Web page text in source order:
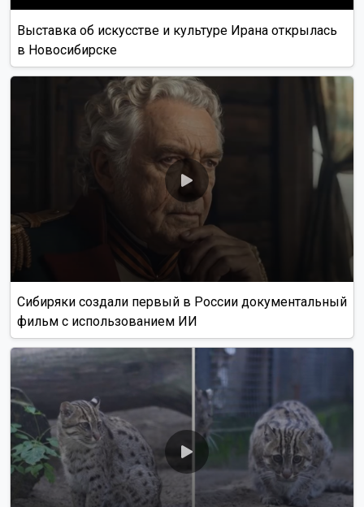
Выставка об искусстве и культуре Ирана открылась
в Новосибирске
Сибиряки создали первый в России документальный
фильм с использованием ИИ